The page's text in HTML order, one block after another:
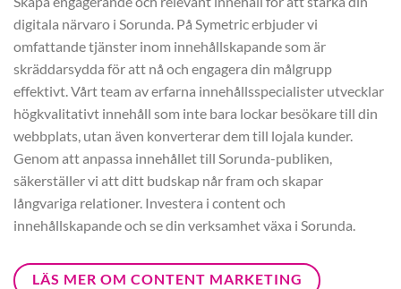
digitala närvaro i Sorunda. På Symetric erbjuder vi
omfattande tjänster inom innehållskapande som är
skräddarsydda för att nå och engagera din målgrupp
effektivt. Vårt team av erfarna innehållsspecialister utvecklar
högkvalitativt innehåll som inte bara lockar besökare till din
webbplats, utan även konverterar dem till lojala kunder.
Genom att anpassa innehållet till Sorunda-publiken,
säkerställer vi att ditt budskap når fram och skapar
långvariga relationer. Investera i content och
innehållskapande och se din verksamhet växa i Sorunda.
LÄS MER OM CONTENT MARKETING